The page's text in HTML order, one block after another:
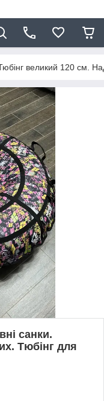
великий 120 см.
санки.
Тюбінг для